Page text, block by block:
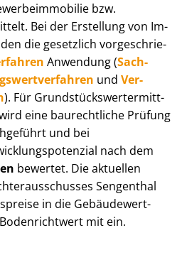
bzw.
Bei der Erstellung von Im­
die gesetzlich vor­ge­schrie­
Anwendung (Sach­
und Ver­
). Für Grund­stücks­wert­ermitt­
eine baurechtliche Prüfung
und bei
nach dem
bewertet. Die aktuellen
Sengenthal
in die Ge­bäu­de­wert­
mit ein.